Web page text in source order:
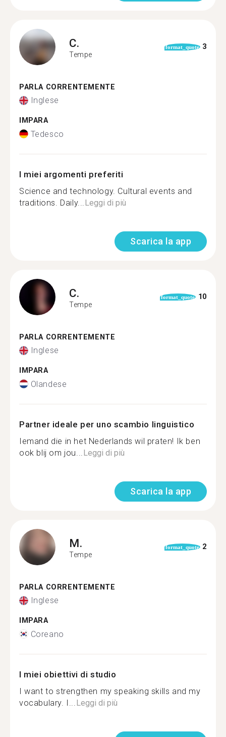
C.
Tempe
format_quote 3
PARLA CORRENTEMENTE
Inglese
IMPARA
Tedesco
I miei argomenti preferiti
Science and technology. Cultural events and
traditions. Daily... Leggi di più
Scarica la app
C.
Tempe
format_quote 10
PARLA CORRENTEMENTE
Inglese
IMPARA
Olandese
Partner ideale per uno scambio linguistico
Iemand die in het Nederlands wil praten! Ik ben
ook blij om jou... Leggi di più
Scarica la app
M.
Tempe
format_quote 2
PARLA CORRENTEMENTE
Inglese
IMPARA
Coreano
I miei obiettivi di studio
I want to strengthen my speaking skills and my
vocabulary. I... Leggi di più